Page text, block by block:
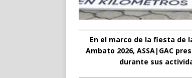
En el marco de la fiesta de
Ambato 2026, ASSA|GAC
durante sus